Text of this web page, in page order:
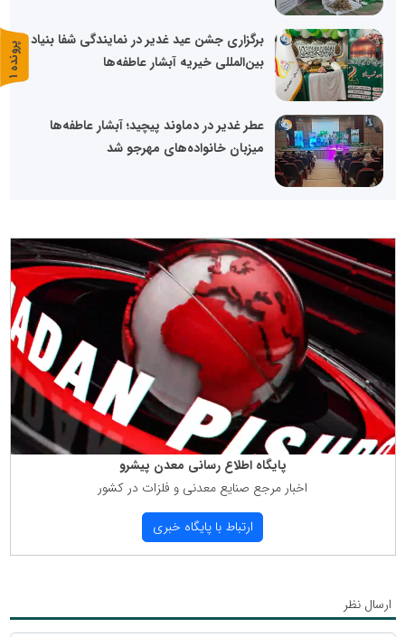
برگزاری جشن عید غدیر در نمایندگی شفا بنیاد
بین‌المللی خیریه آبشار عاطفه‌ها
عطر غدیر در دماوند پیچید؛ آبشار عاطفه‌ها
میزبان خانواده‌های مهرجو شد
پایگاه اطلاع رسانی معدن پیشرو
اخبار مرجع صنایع معدنی و فلزات در كشور
ارتباط با پایگاه خبری
ارسال نظر
پ
ر
و
ن
د
ه
1